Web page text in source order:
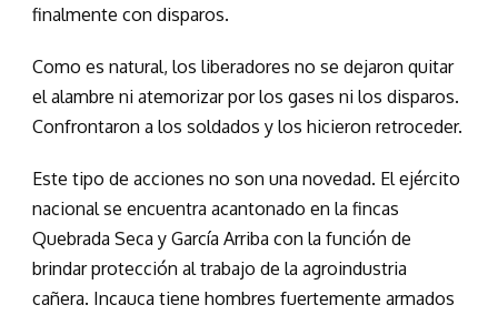
finalmente con disparos.
Como es natural, los liberadores no se dejaron quitar
el alambre ni atemorizar por los gases ni los disparos.
Confrontaron a los soldados y los hicieron retroceder.
Este tipo de acciones no son una novedad. El ejército
nacional se encuentra acantonado en la fincas
Quebrada Seca y García Arriba con la función de
brindar protección al trabajo de la agroindustria
cañera. Incauca tiene hombres fuertemente armados